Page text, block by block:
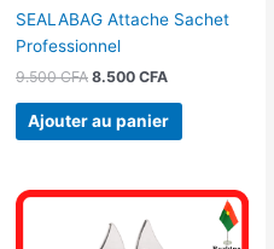
SEALABAG Attache Sachet
Professionnel
9.500CFA 8.500 CFA
Ajouter au panier